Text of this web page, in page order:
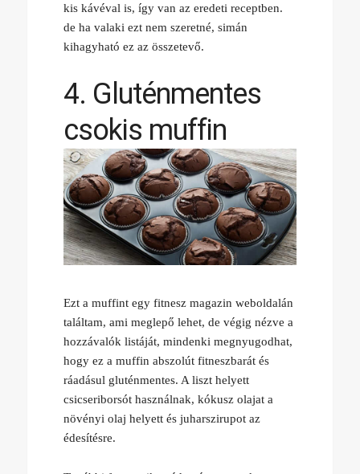
kis kávéval is, így van az eredeti receptben.
de ha valaki ezt nem szeretné, simán
kihagyható ez az összetevő.
4. Gluténmentes
csokis muffin
Ezt a muffint egy fitnesz magazin weboldalán
találtam, ami meglepő lehet, de végig nézve a
hozzávalók listáját, mindenki megnyugodhat,
hogy ez a muffin abszolút fitneszbarát és
ráadásul gluténmentes. A liszt helyett
csicseriborsót használnak, kókusz olajat a
növényi olaj helyett és juharszirupot az
édesítésre.